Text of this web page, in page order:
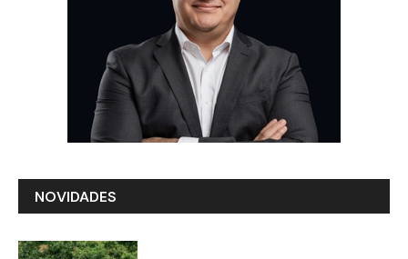
NOVIDADES